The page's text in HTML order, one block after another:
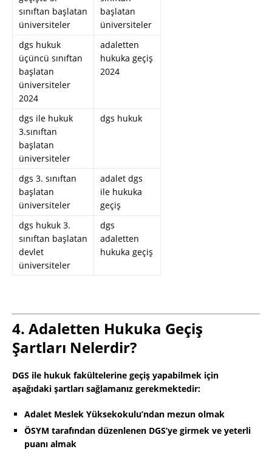
sınıftan başlatan
üniversiteler
başlatan
üniversiteler
dgs hukuk
üçüncü sınıftan
başlatan
üniversiteler
2024
adaletten
hukuka geçiş
2024
dgs ile hukuk
3.sınıftan
başlatan
üniversiteler
dgs hukuk
dgs 3. sınıftan
başlatan
üniversiteler
adalet dgs
ile hukuka
geçiş
dgs hukuk 3.
sınıftan başlatan
devlet
üniversiteler
dgs
adaletten
hukuka geçiş
4. Adaletten Hukuka Geçiş
Şartları Nelerdir?
DGS ile hukuk fakültelerine geçiş yapabilmek için
aşağıdaki şartları sağlamanız gerekmektedir:
Adalet Meslek Yüksekokulu’ndan mezun olmak
ÖSYM tarafından düzenlenen DGS’ye girmek ve yeterli
puanı almak